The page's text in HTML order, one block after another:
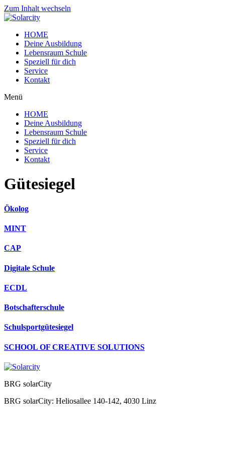
Zum Inhalt wechseln
HOME
Deine Ausbildung
Lebensraum Schule
Speziell für dich
Service
Kontakt
Menü
HOME
Deine Ausbildung
Lebensraum Schule
Speziell für dich
Service
Kontakt
Gütesiegel
Ökolog
MINT
CAP
Digitale Schule
ECDL
Botschafterschule
Schulsportgütesiegel
SCHOOL OF CREATIVE SOLUTIONS
BRG solarCity
BRG solarCity: Heliosallee 140-142, 4030 Linz